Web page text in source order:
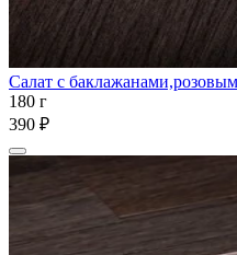
Салат с
180 г
390 ₽